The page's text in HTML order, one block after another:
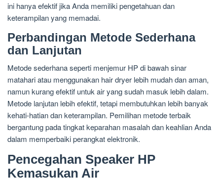
ini hanya efektif jika Anda memiliki pengetahuan dan
keterampilan yang memadai.
Perbandingan Metode Sederhana
dan Lanjutan
Metode sederhana seperti menjemur HP di bawah sinar
matahari atau menggunakan hair dryer lebih mudah dan aman,
namun kurang efektif untuk air yang sudah masuk lebih dalam.
Metode lanjutan lebih efektif, tetapi membutuhkan lebih banyak
kehati-hatian dan keterampilan. Pemilihan metode terbaik
bergantung pada tingkat keparahan masalah dan keahlian Anda
dalam memperbaiki perangkat elektronik.
Pencegahan Speaker HP
Kemasukan Air